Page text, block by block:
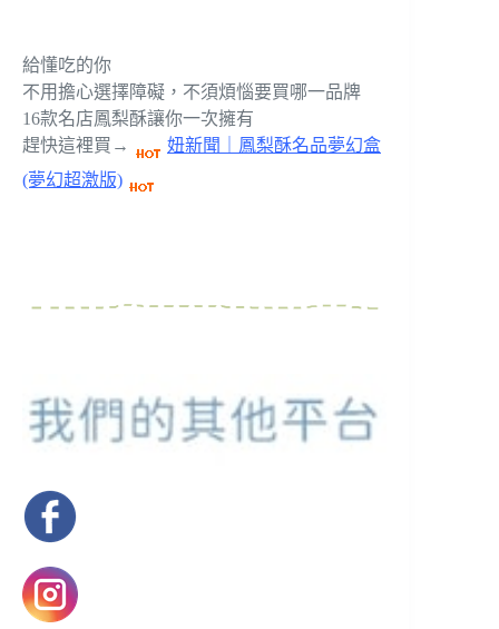
給懂吃的你
不用擔心選擇障礙，不須煩惱要買哪一品牌
16款名店鳳梨酥讓你一次擁有
趕快這裡買→
妞新聞｜鳳梨酥名品夢幻盒
(夢幻超激版)